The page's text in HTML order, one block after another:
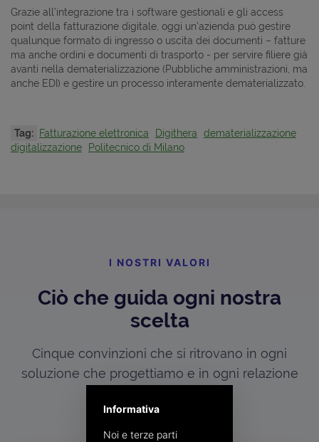
Grazie all’integrazione tra i software gestionali e gli access
point della fatturazione digitale, oggi un’azienda può gestire
qualunque formato di ingresso o uscita dei documenti – fatture
ma anche ordini e documenti di trasporto - per servire filiere già
avanti nella dematerializzazione (Pubbliche amministrazioni, ma
anche EDI) e gestire un processo interamente dematerializzato.
Tag: Fatturazione elettronica Digithera
dematerializzazione
digitalizzazione
Politecnico di Milano
I NOSTRI VALORI
Ciò che guida ogni nostra
scelta
Cinque convinzioni che si ritrovano in ogni
soluzione che progettiamo e in ogni relazione
Informativa
Noi e terze parti